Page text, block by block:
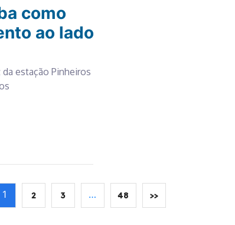
como
ao lado
estação Pinheiros
1 2 3 … 48 >>